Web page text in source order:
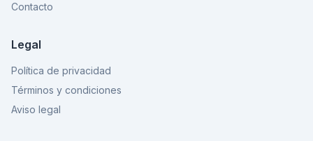
Contacto
Legal
Política de privacidad
Términos y condiciones
Aviso legal